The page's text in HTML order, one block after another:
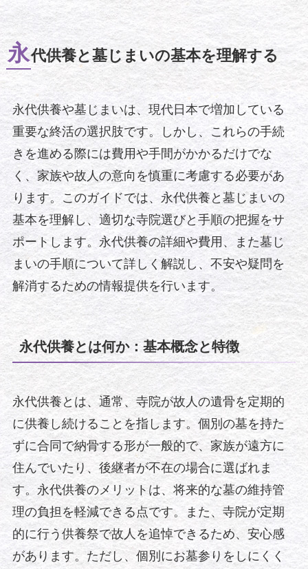
永代供養と墓じまいの基本を理解する
永代供養や墓じまいは、現代日本で増加している
重要な終活の選択肢です。しかし、これらの手続
きを進める際には費用や手間がかかるだけでな
く、家族や故人の意向を慎重に考慮する必要があ
ります。このガイドでは、永代供養と墓じまいの
基本を理解し、適切な寺院選びと手順の把握をサ
ポートします。永代供養の詳細や費用、また墓じ
まいの手順について詳しく解説し、不安や疑問を
解消するための情報提供を行います。
永代供養とは何か：基本概念と特徴
永代供養とは、通常、寺院が故人の遺骨を定期的
に供養し続けることを指します。個別の墓を持た
ずに合同で納骨する形が一般的で、家族が遠方に
住んでいたり、後継者が不在の場合に選ばれま
す。永代供養のメリットは、将来的な墓の維持管
理の負担を軽減できる点です。また、寺院が定期
的に行う供養祭で故人を追悼できるため、安心感
があります。ただし、個別にお墓参りをしにくく